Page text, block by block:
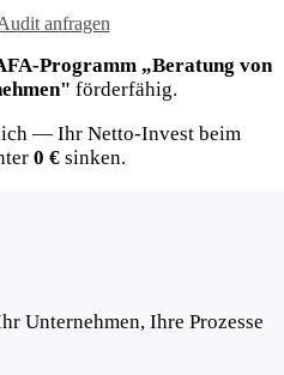
anfragen
Programm „Beratung von
förderfähig.
— Ihr Netto-Invest beim
0 € sinken.
Unternehmen, Ihre Prozesse